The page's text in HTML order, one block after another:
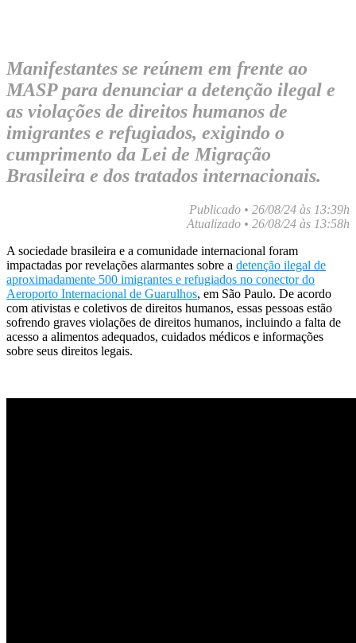
Manifestantes se reúnem em frente ao
MASP para denunciar a detenção ilegal e
as violações de direitos humanos de
imigrantes e refugiados, exigindo o
cumprimento da Lei de Migração
Brasileira e dos tratados internacionais.
Publicado • 26/08/24 às 13:39h
Atualizado • 26/08/24 às 13:58h
A sociedade brasileira e a comunidade internacional foram
impactadas por revelações alarmantes sobre a detenção ilegal de
aproximadamente 500 imigrantes e refugiados no conector do
Aeroporto Internacional de Guarulhos, em São Paulo. De acordo
com ativistas e coletivos de direitos humanos, essas pessoas estão
sofrendo graves violações de direitos humanos, incluindo a falta de
acesso a alimentos adequados, cuidados médicos e informações
sobre seus direitos legais.